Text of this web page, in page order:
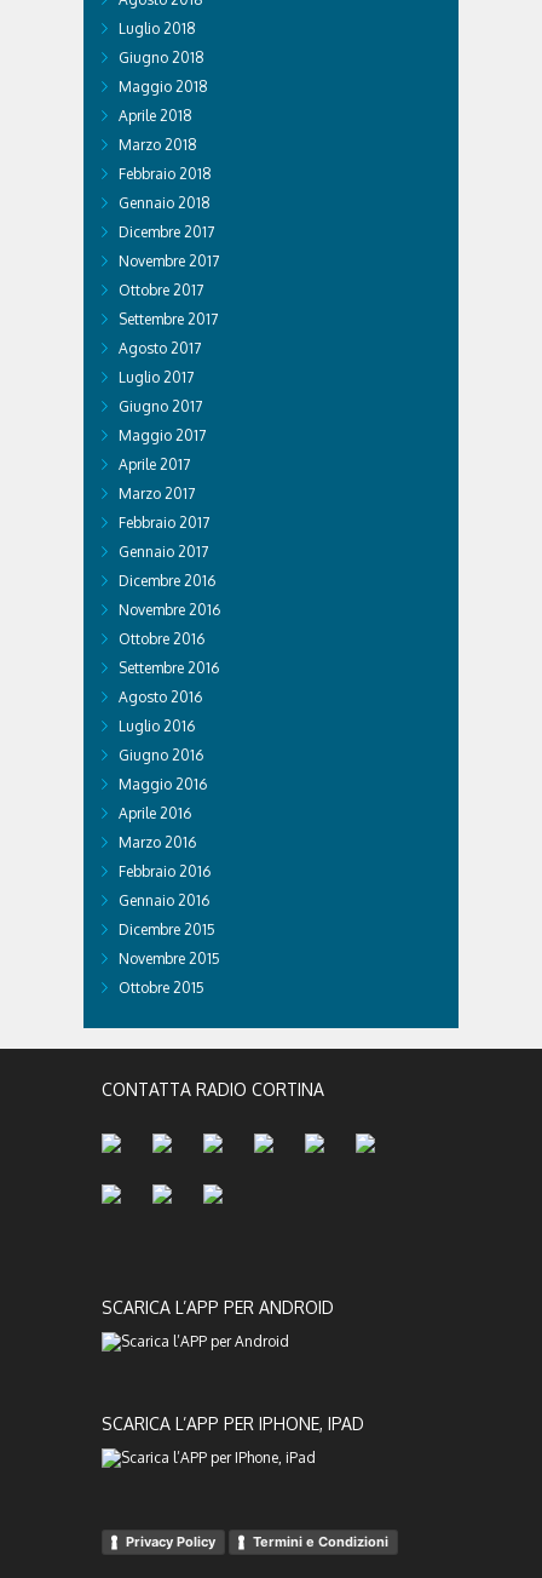
Luglio 2018
Giugno 2018
Maggio 2018
Aprile 2018
Marzo 2018
Febbraio 2018
Gennaio 2018
Dicembre 2017
Novembre 2017
Ottobre 2017
Settembre 2017
Agosto 2017
Luglio 2017
Giugno 2017
Maggio 2017
Aprile 2017
Marzo 2017
Febbraio 2017
Gennaio 2017
Dicembre 2016
Novembre 2016
Ottobre 2016
Settembre 2016
Agosto 2016
Luglio 2016
Giugno 2016
Maggio 2016
Aprile 2016
Marzo 2016
Febbraio 2016
Gennaio 2016
Dicembre 2015
Novembre 2015
Ottobre 2015
CONTATTA RADIO CORTINA
SCARICA L’APP PER ANDROID
SCARICA L’APP PER IPHONE, IPAD
Privacy Policy Termini e Condizioni